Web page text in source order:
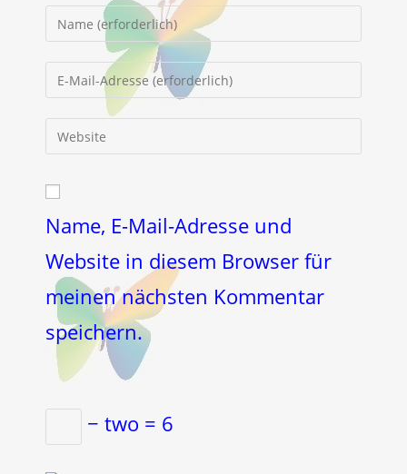
deinen
Namen
oder
Benutzernamen
Kommentieren
deine
E-
Mail-
zum
ein
deine
URL
ein
(optional)
Name, E-Mail-Adresse und
Website in diesem Browser für
meinen nächsten Kommentar
speichern.
− two = 6